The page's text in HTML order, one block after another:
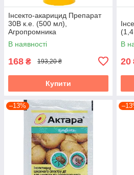
Інсекто-акарицид Препарат
30В к.е. (500 мл),
Агропромника
В наявності
168 ₴ 193,20 ₴
Купити
В
20
–13%